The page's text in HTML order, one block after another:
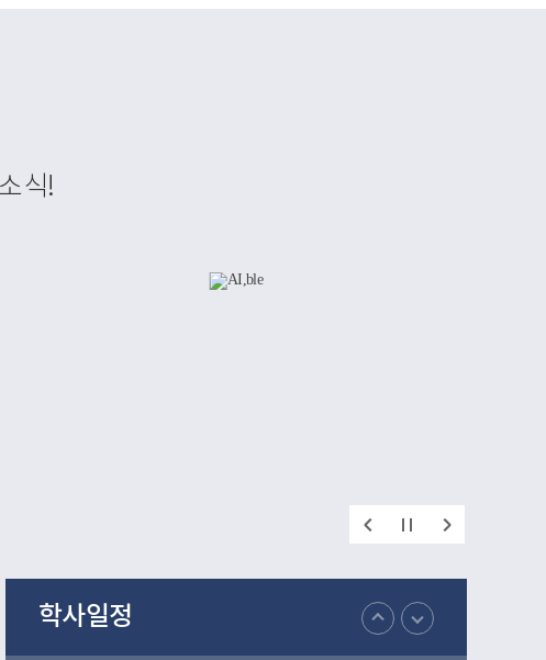
강 대주교는
리 대학의 지
.이어 성당과
을 간직한 공
인재를 양성해
대학이 미래
기가 되었다.
식!
학사일정